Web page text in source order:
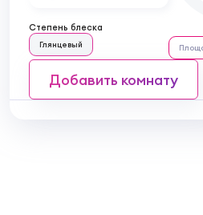
Степень блеска
Глянцевый
Добавить комнату